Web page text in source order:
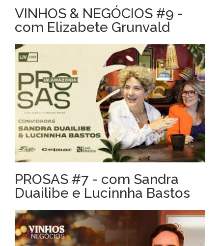
VINHOS & NEGÓCIOS #9 -
com Elizabete Grunvald
PROSAS #7 - com Sandra
Duailibe e Lucinnha Bastos